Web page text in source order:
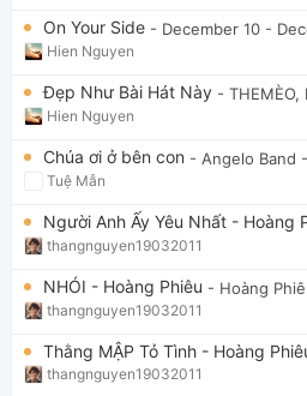
On Your Side - December 10 -
Hien Nguyen
Đẹp Như Bài Hát Này - THEMÈO,
Hien Nguyen
Chúa ơi ở bên con - Angelo Band
Tuệ Mẫn
Người Anh Ấy Yêu Nhất - Hoàng
thangnguyen19032011
NHÓI - Hoàng Phiêu - Hoàng
thangnguyen19032011
Thằng MẬP Tỏ Tình - Hoàng
thangnguyen19032011